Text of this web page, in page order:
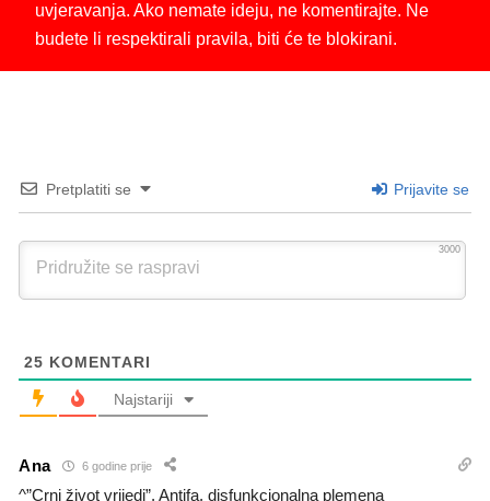
uvjeravanja. Ako nemate ideju, ne komentirajte. Ne
budete li respektirali pravila, biti će te blokirani.
Pretplatiti se Prijavite se
3000
25 KOMENTARI
Najstariji
Ana 6 godine prije
^”Crni život vrijedi”, Antifa, disfunkcionalna plemena